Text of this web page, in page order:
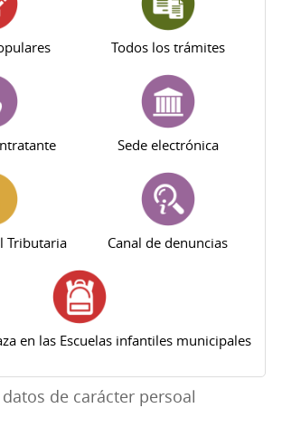
Todos los trámites
Sede electrónica
Tributaria Canal de denuncias
en las Escuelas infantiles municipales
de carácter persoal